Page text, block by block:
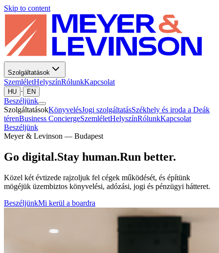
Skip to content
Szolgáltatások
SzemléletHelyszínRólunkKapcsolat
HU · EN
Beszéljünk
SzolgáltatásokKönyvelésJogi szolgáltatásSzékhely és iroda a Deák
térenBusiness ConciergeSzemléletHelyszínRólunkKapcsolat
Beszéljünk
Meyer & Levinson — Budapest
Go digital.Stay human.Run better.
Közel két évtizede rajzoljuk fel cégek működését, és építünk
mögéjük üzembiztos könyvelési, adózási, jogi és pénzügyi hátteret.
BeszéljünkMi kerül a boardra